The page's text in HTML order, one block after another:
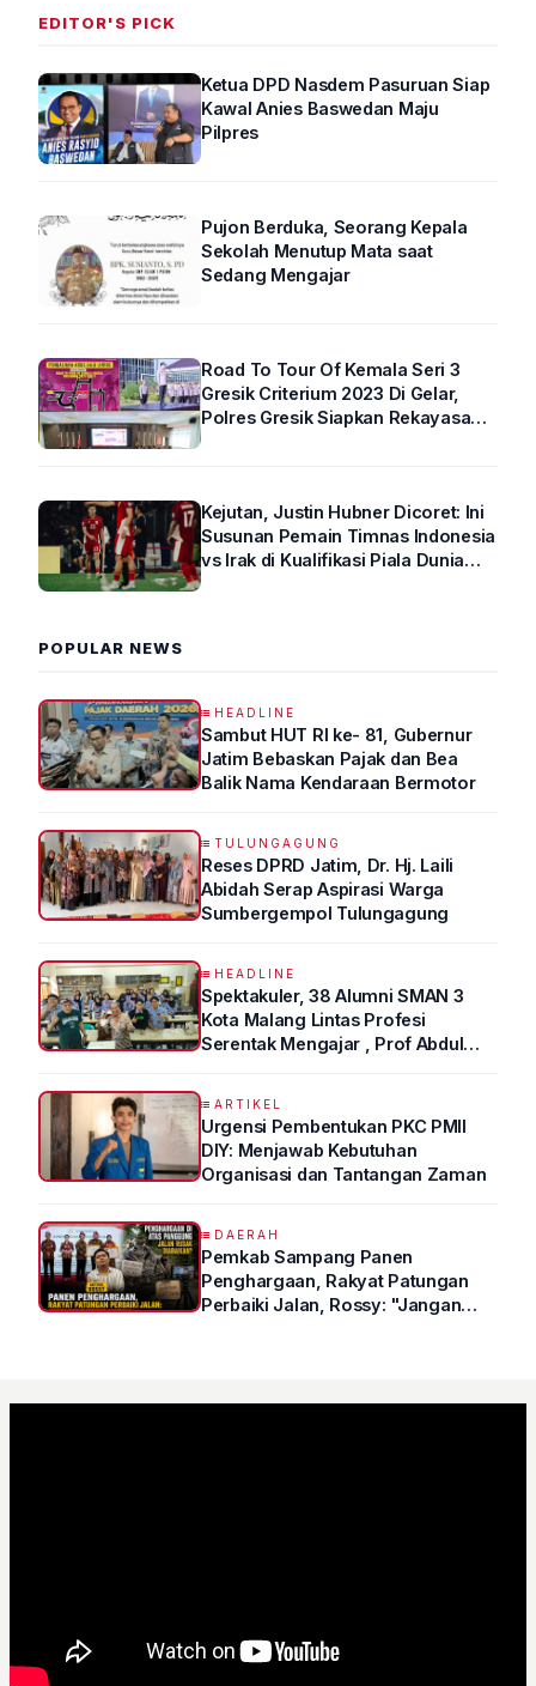
EDITOR'S PICK
Ketua DPD Nasdem Pasuruan Siap
Kawal Anies Baswedan Maju
Pilpres
Pujon Berduka, Seorang Kepala
Sekolah Menutup Mata saat
Sedang Mengajar
Road To Tour Of Kemala Seri 3
Gresik Criterium 2023 Di Gelar,
Polres Gresik Siapkan Rekayasa
Kejutan, Justin Hubner Dicoret: Ini
Susunan Pemain Timnas Indonesia
vs Irak di Kualifikasi Piala Dunia
POPULAR NEWS
HEADLINE
Sambut HUT RI ke- 81, Gubernur
Jatim Bebaskan Pajak dan Bea
Balik Nama Kendaraan Bermotor
TULUNGAGUNG
Reses DPRD Jatim, Dr. Hj. Laili
Abidah Serap Aspirasi Warga
Sumbergempol Tulungagung
HEADLINE
Spektakuler, 38 Alumni SMAN 3
Kota Malang Lintas Profesi
Serentak Mengajar , Prof Abdul
ARTIKEL
Urgensi Pembentukan PKC PMII
DIY: Menjawab Kebutuhan
Organisasi dan Tantangan Zaman
DAERAH
Pemkab Sampang Panen
Penghargaan, Rakyat Patungan
Perbaiki Jalan, Rossy: "Jangan